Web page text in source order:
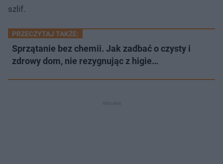
szlif.
PRZECZYTAJ TAKŻE:
Sprzątanie bez chemii. Jak zadbać o czysty i
zdrowy dom, nie rezygnując z higie…